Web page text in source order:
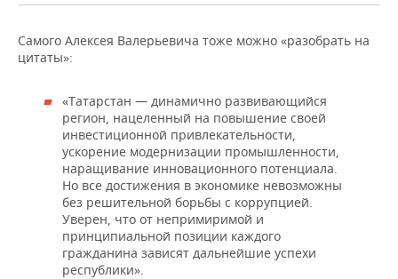
Самого Алексея Валерьевича тоже можно «разобрать на
цитаты»:
«Татарстан — динамично развивающийся
регион, нацеленный на повышение своей
инвестиционной привлекательности,
ускорение модернизации промышленности,
наращивание инновационного потенциала.
Но все достижения в экономике невозможны
без решительной борьбы с коррупцией.
Уверен, что от непримиримой и
принципиальной позиции каждого
гражданина зависят дальнейшие успехи
республики».